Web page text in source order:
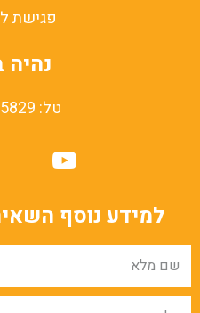
פגישת
טל: 052-2225829
למידע נוסף